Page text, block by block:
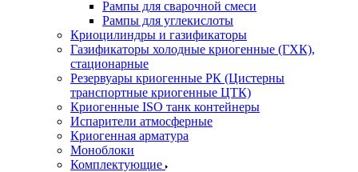
Рампы для сварочной смеси
Рампы для углекислоты
Криоцилиндры и газификаторы
Газификаторы холодные криогенные (ГХК),
стационарные
Резервуары криогенные РК (Цистерны
транспортные криогенные ЦТК)
Криогенные ISO танк контейнеры
Испарители атмосферные
Криогенная арматура
Моноблоки
Комплектующие